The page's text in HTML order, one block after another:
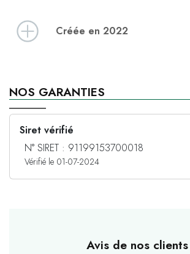
Créée en 2022
NOS GARANTIES
Siret vérifié
N° SIRET : 91199153700018
Vérifié le 01-07-2024
Avis de nos clients